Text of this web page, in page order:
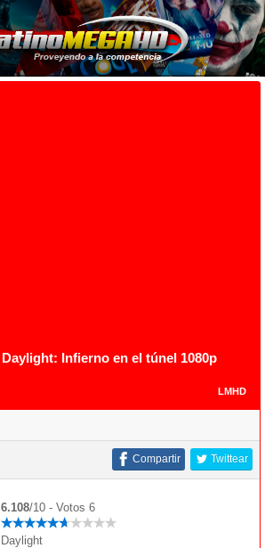
Daylight: Infierno en el túnel 1080p
LMHD
Twittear
Compartir
6.108/10 - Votos 6
Daylight